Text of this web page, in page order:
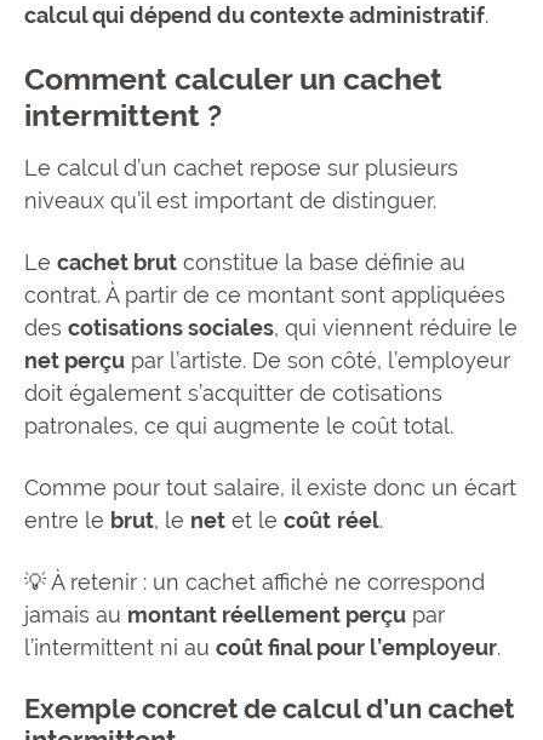
calcul qui dépend du contexte administratif.
Comment calculer un cachet
intermittent ?
Le calcul d’un cachet repose sur plusieurs
niveaux qu’il est important de distinguer.
Le cachet brut constitue la base définie au
contrat. À partir de ce montant sont appliquées
des cotisations sociales, qui viennent réduire le
net perçu par l’artiste. De son côté, l’employeur
doit également s’acquitter de cotisations
patronales, ce qui augmente le coût total.
Comme pour tout salaire, il existe donc un écart
entre le brut, le net et le coût réel.
💡 À retenir : un cachet affiché ne correspond
jamais au montant réellement perçu par
l’intermittent ni au coût final pour l’employeur.
Exemple concret de calcul d’un cachet